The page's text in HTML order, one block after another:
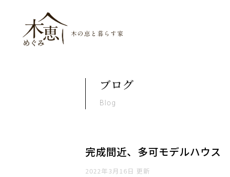
ブログ
Blog
完成間近、多可モデルハウス
2022年3月16日 更新